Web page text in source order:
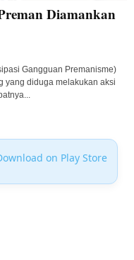
Diamankan
Gangguan Premanisme)
yang diduga melakukan aksi